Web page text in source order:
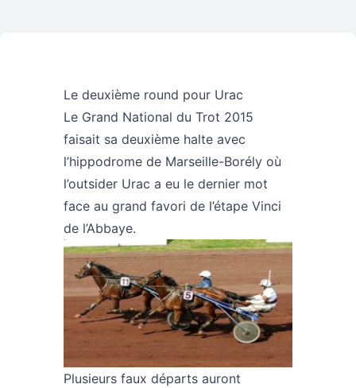
Le deuxième round pour Urac
Le Grand National du Trot 2015
faisait sa deuxième halte avec
l’hippodrome de Marseille-Borély où
l’outsider Urac a eu le dernier mot
face au grand favori de l’étape Vinci
de l’Abbaye.
Plusieurs faux départs auront